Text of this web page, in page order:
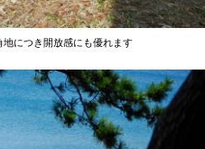
につき開放感にも優れます